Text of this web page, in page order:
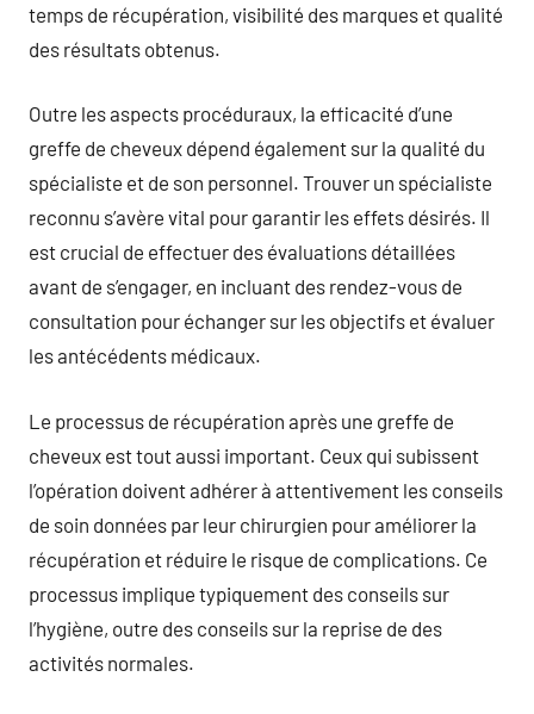
temps de récupération, visibilité des marques et qualité
des résultats obtenus.
Outre les aspects procéduraux, la efficacité d’une
greffe de cheveux dépend également sur la qualité du
spécialiste et de son personnel. Trouver un spécialiste
reconnu s’avère vital pour garantir les effets désirés. Il
est crucial de effectuer des évaluations détaillées
avant de s’engager, en incluant des rendez-vous de
consultation pour échanger sur les objectifs et évaluer
les antécédents médicaux.
Le processus de récupération après une greffe de
cheveux est tout aussi important. Ceux qui subissent
l’opération doivent adhérer à attentivement les conseils
de soin données par leur chirurgien pour améliorer la
récupération et réduire le risque de complications. Ce
processus implique typiquement des conseils sur
l’hygiène, outre des conseils sur la reprise de des
activités normales.